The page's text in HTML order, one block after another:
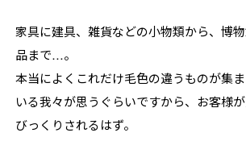
家具に建具、雑貨などの小物類から、博
品まで…。
本当によくこれだけ毛色の違うものが集
いる我々が思うぐらいですから、お客様
びっくりされるはず。